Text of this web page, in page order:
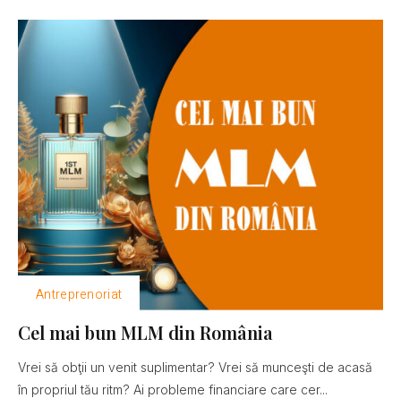
Antreprenoriat
Cel mai bun MLM din România
Vrei să obţii un venit suplimentar? Vrei să munceşti de acasă
în propriul tău ritm? Ai probleme financiare care cer...